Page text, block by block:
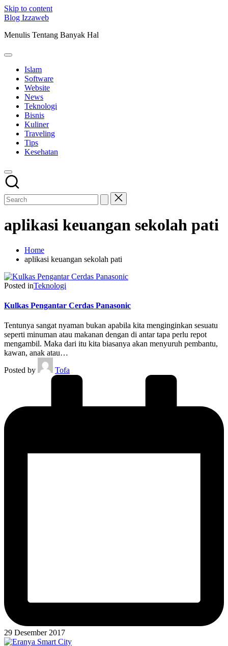
Skip to content
Blog Izzaweb
Menulis Tentang Banyak Hal
Islam
Software
Website
News
Teknologi
Bisnis
Kuliner
Traveling
Tips
Kesehatan
aplikasi keuangan sekolah pati
Home
aplikasi keuangan sekolah pati
Posted inTeknologi
Kulkas Pengantar Cerdas Panasonic
Tentunya sangat nyaman bukan apabila kita menginginkan sesuatu
seperti minuman atau makanan dengan di antar tapa perlu repot
mengambil. Maka dari itu kita biasanya akan menyuruh pembantu,
kawan, anak atau…
Posted by
Tofa
29 Desember 2017